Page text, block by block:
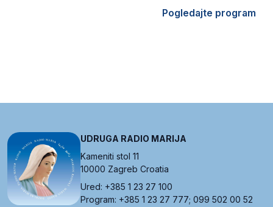
Pogledajte program
UDRUGA RADIO MARIJA
Kameniti stol 11
10000 Zagreb Croatia
Ured: +385 1 23 27 100
Program: +385 1 23 27 777; 099 502 00 52